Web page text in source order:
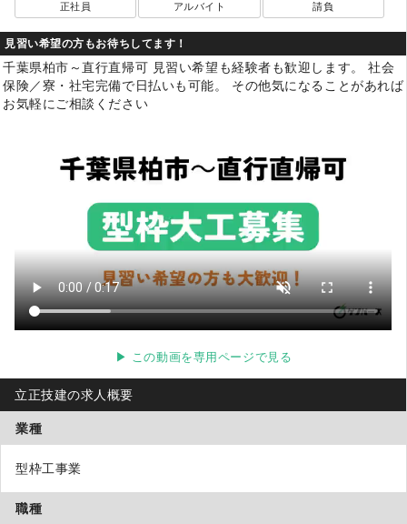
正社員 アルバイト 請負
見習い希望の方もお待ちしてます！
千葉県柏市～直行直帰可 見習い希望も経験者も歓迎します。 社会
保険／寮・社宅完備で日払いも可能。 その他気になることがあれば
お気軽にご相談ください
▶ この動画を専用ページで見る
立正技建の求人概要
業種
型枠工事業
職種